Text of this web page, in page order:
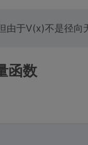
于V(x)不是径向
函数